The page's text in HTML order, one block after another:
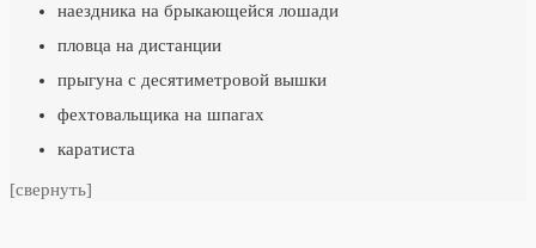
наездника на брыкающейся лошади
пловца на дистанции
прыгуна с десятиметровой вышки
фехтовальщика на шпагах
каратиста
[свернуть]